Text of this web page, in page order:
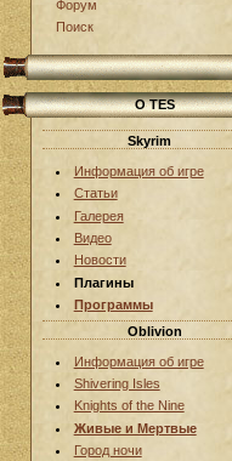
Форум
Поиск
О TES
Skyrim
Информация об игре
Статьи
Галерея
Видео
Новости
Плагины
Программы
Oblivion
Информация об игре
Shivering Isles
Knights of the Nine
Живые и Мертвые
Город ночи